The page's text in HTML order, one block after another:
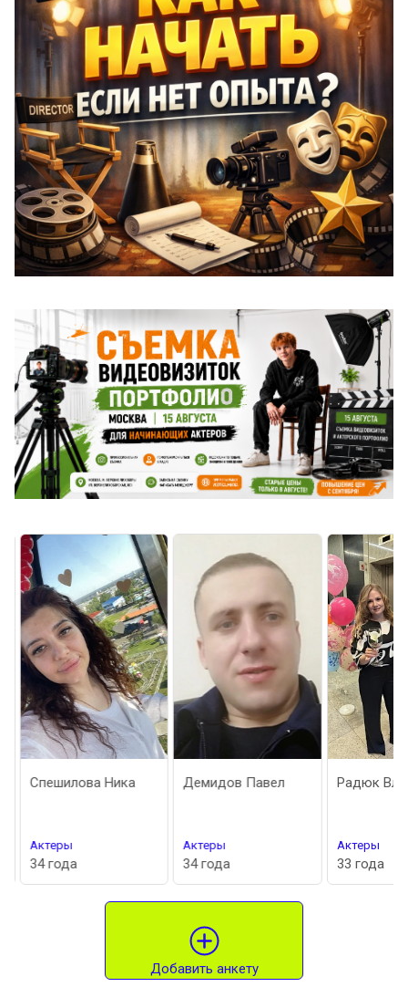
Спешилова Ника
Актеры
34 года
Демидов Павел
Актеры
34 года
Радюк
Актеры
33 года
Добавить анкету